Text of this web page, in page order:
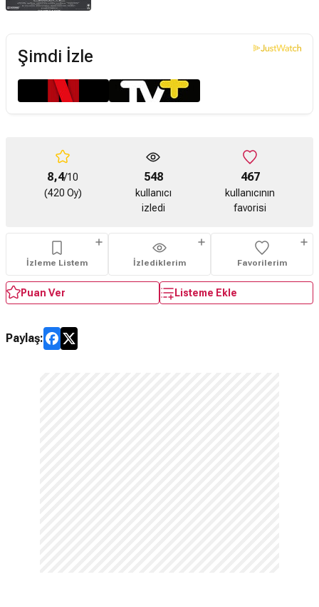
Şimdi İzle
8,4/10
(420 Oy)
548
kullanıcı
izledi
467
kullanıcının
favorisi
İzleme Listem İzlediklerim Favorilerim
Puan Ver Listeme Ekle
Paylaş: